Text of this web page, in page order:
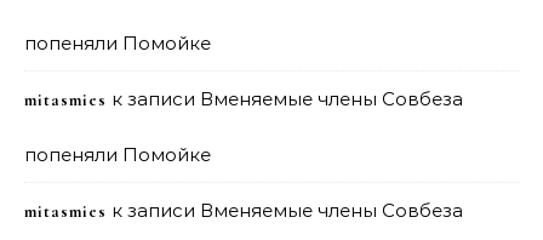
попеняли Помойке
mitasmies к записи Вменяемые члены Совбеза
попеняли Помойке
mitasmies к записи Вменяемые члены Совбеза